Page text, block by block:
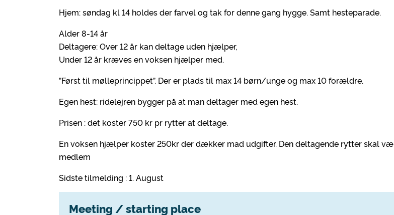
Hjem: søndag kl 14 holdes der farvel og tak for denne gang hygge. Samt hesteparade.
Alder 8-14 år
Deltagere: Over 12 år kan deltage uden hjælper,
Under 12 år kræves en voksen hjælper med.
”Først til mølleprincippet”. Der er plads til max 14 børn/unge og max 10 forældre.
Egen hest: ridelejren bygger på at man deltager med egen hest.
Prisen : det koster 750 kr pr rytter at deltage.
En voksen hjælper koster 250kr der dækker mad udgifter. Den deltagende rytter skal
medlem
Sidste tilmelding : 1. August
Meeting / starting place